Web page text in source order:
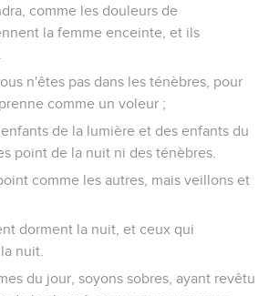
Paul aux Thessaloniciens a aussi été
de *Silvain (Silas) et de
écrite peu de temps après
52), de la ville de Corinthe où les trois
réunis.
les chrétiens de *Thessalonique pour
dans la persécution (ch. 1). Au
une erreur au sujet du retour du
avaient conclu de la
du jugement était déjà là. L’*apôtre
être précédé de l’apparition de «